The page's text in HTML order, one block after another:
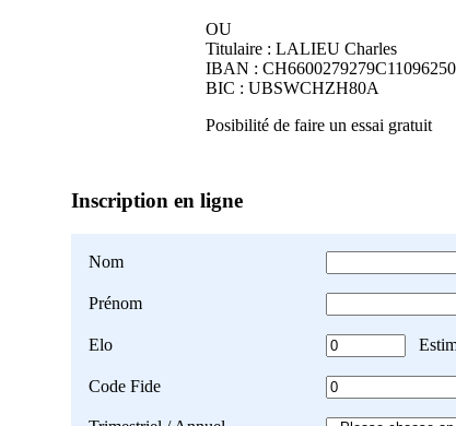
OU
Titulaire : LALIEU Charles
IBAN : CH6600279279C11096250
BIC : UBSWCHZH80A
Posibilité de faire un essai gratuit
Inscription en ligne
Nom
Prénom
Elo
Code Fide